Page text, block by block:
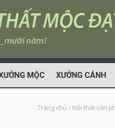
MỘC XƯỞNG CÁNH
Trang chủ / Nội thất văn